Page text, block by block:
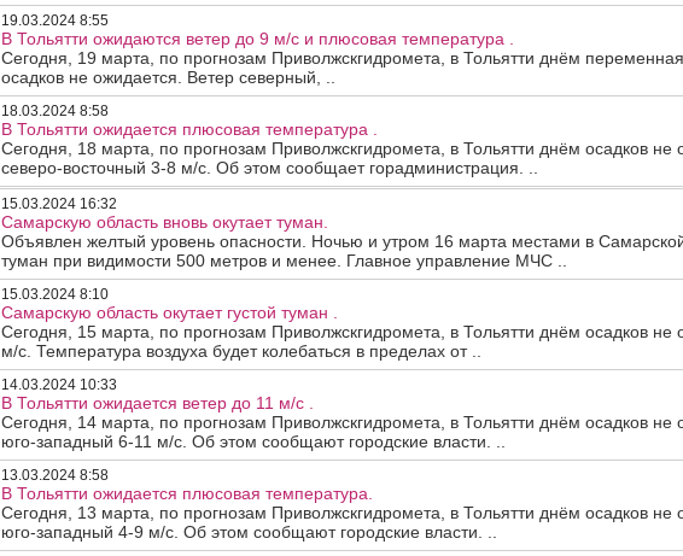
19.03.2024 8:55
В Тольятти ожидаются ветер до 9 м/с и плюсовая температура .
Сегодня, 19 марта, по прогнозам Приволжскгидромета, в Тольятти днём переменная
осадков не ожидается. Ветер северный, ..
18.03.2024 8:58
В Тольятти ожидается плюсовая температура .
Сегодня, 18 марта, по прогнозам Приволжскгидромета, в Тольятти днём осадков не
северо-восточный 3-8 м/с. Об этом сообщает горадминистрация. ..
15.03.2024 16:32
Самарскую область вновь окутает туман.
Объявлен желтый уровень опасности. Ночью и утром 16 марта местами в
туман при видимости 500 метров и менее. Главное управление МЧС ..
15.03.2024 8:10
Самарскую область окутает густой туман .
Сегодня, 15 марта, по прогнозам Приволжскгидромета, в Тольятти днём осадков не
м/с. Температура воздуха будет колебаться в пределах от ..
14.03.2024 10:33
В Тольятти ожидается ветер до 11 м/с .
Сегодня, 14 марта, по прогнозам Приволжскгидромета, в Тольятти днём осадков не
юго-западный 6-11 м/с. Об этом сообщают городские власти. ..
13.03.2024 8:58
В Тольятти ожидается плюсовая температура.
Сегодня, 13 марта, по прогнозам Приволжскгидромета, в Тольятти днём осадков не
юго-западный 4-9 м/с. Об этом сообщают городские власти. ..